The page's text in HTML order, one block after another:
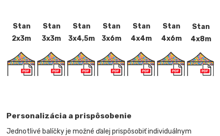
Stan
2x3m
Stan
3x3m
Stan
3x4,5m
Stan
3x6m
Stan
4x4m
Stan
4x6m
Stan
4x8m
Personalizácia a prispôsobenie
Jednotlivé balíčky je možné ďalej prispôsobiť individuálnym